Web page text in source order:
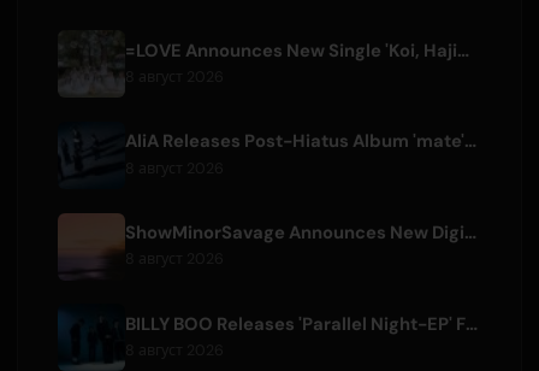
=LOVE Announces New Single 'Koi, Hajimemashita.' and Tokyo Dome Concerts
AliA Releases Post-Hiatus Album 'mate', Announces Tokyo Live
ShowMinorSavage Announces New Digital Single 'Gradation'
BILLY BOO Releases 'Parallel Night-EP' Featuring TV Drama Theme Song